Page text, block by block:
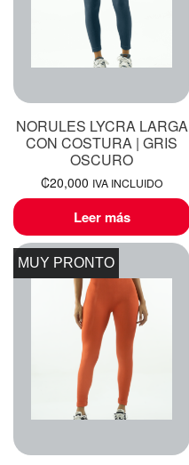
NORULES LYCRA LARGA
CON COSTURA | GRIS
OSCURO
₡20,000 IVA INCLUIDO
Leer más
MUY PRONTO